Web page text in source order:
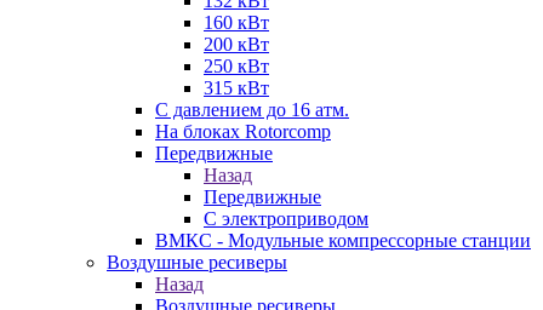
160 кВт
200 кВт
250 кВт
315 кВт
С давлением до 16 атм.
На блоках Rotorcomp
Передвижные
Назад
Передвижные
С электроприводом
ВМКС - Модульные компрессорные станции
Воздушные ресиверы
Назад
Воздушные ресиверы